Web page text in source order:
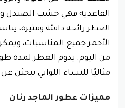
القاعدية فهي خشب الصندل
العطر رائحة دافئة ومثيرة،
الأحمر جميع المناسبات،
من اليوم. يدوم العطر لمدة
مثاليًا للنساء اللواتي يبحثن
مميزات عطور الماجد رنان